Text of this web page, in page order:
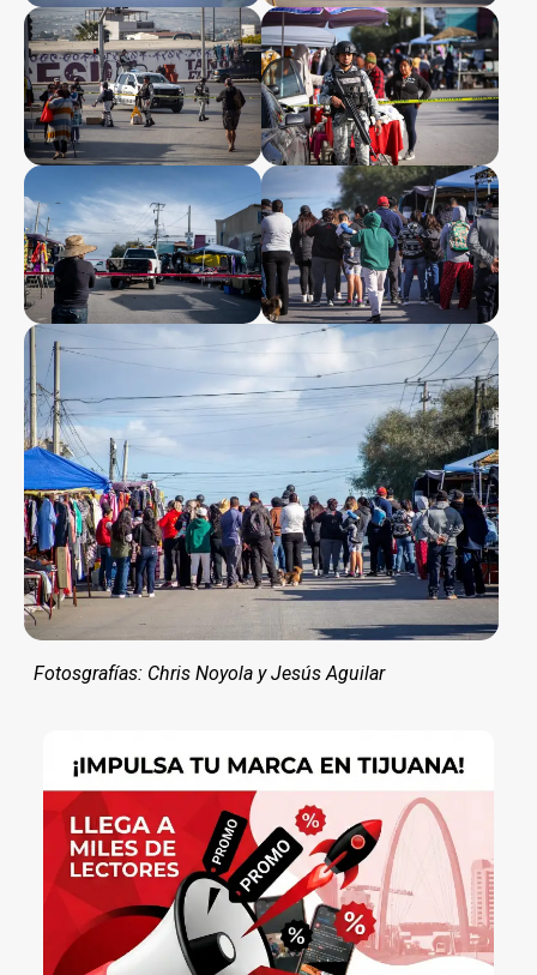
Fotosgrafías: Chris Noyola y Jesús Aguilar